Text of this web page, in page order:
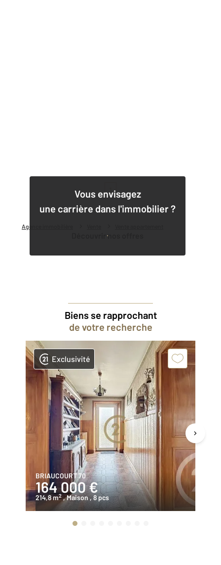
Agence immobilière
Vous envisagez
une carrière dans l'immobilier ?
Découvrir nos offres
Biens se rapprochant
de votre recherche
Exclusivité
BRIAUCOURT 70
164 000 €
214,8 m2 , Maison , 8 pcs